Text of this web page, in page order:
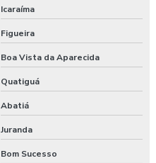
Icaraíma
Figueira
Boa Vista da Aparecida
Quatiguá
Abatiá
Juranda
Bom Sucesso